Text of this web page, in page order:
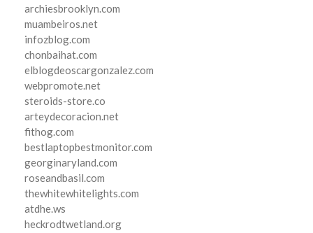
archiesbrooklyn.com
muambeiros.net
infozblog.com
chonbaihat.com
elblogdeoscargonzalez.com
webpromote.net
steroids-store.co
arteydecoracion.net
fithog.com
bestlaptopbestmonitor.com
georginaryland.com
roseandbasil.com
thewhitewhitelights.com
atdhe.ws
heckrodtwetland.org